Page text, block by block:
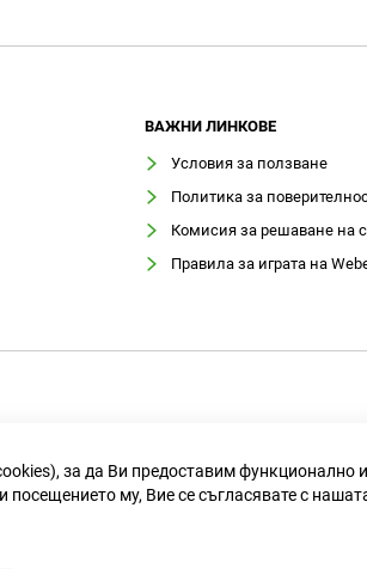
ВАЖНИ ЛИНКОВЕ
Условия за ползване
Политика за
Комисия за решаване на
Правила за играта на
за да Ви предоставим функционално
му, Вие се съгласявате с